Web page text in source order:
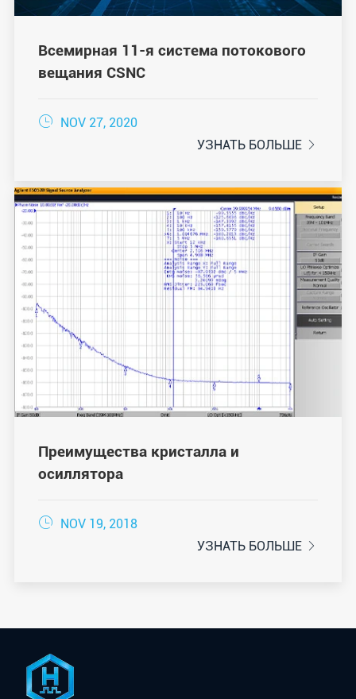
Всемирная 11-я система потокового
вещания CSNC
 NOV 27, 2020
УЗНАТЬ БОЛЬШЕ 
Преимущества кристалла и
осиллятора
 NOV 19, 2018
УЗНАТЬ БОЛЬШЕ 